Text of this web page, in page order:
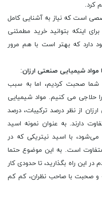
کرد.
است که نیاز به آشنایی کامل
برای اینکه بتوانید خرید مطمئنی
دارد که بهتر است با هم مرور
مواد شیمیایی صنعتی ارزان:
شما صحبت کردیم، اما به سبب
حلاجی می کنیم. مواد شیمیایی
از نظر درصد ترکیبات، درصد
دارند. به عنوان نمونه اسید
با اسید نیتریکی که در
متفاوت است. به این موضوع حتما
این راه بگذارید، تا حدودی کار
و صحبت با صاحب نظران، کم کم